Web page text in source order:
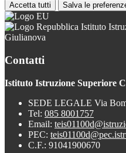
Accetta tutti Salva le
Istituto
Giulianova
Contatti
Istituto Istruzione Superiore
SEDE LEGALE Via
Tel: 085 8001757
Email:
PEC:
C.F.: 91041900670